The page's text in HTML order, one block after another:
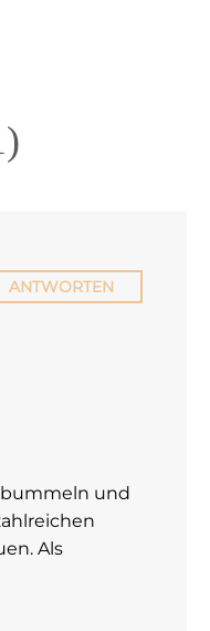
ANTWORTEN
bummeln und
Als